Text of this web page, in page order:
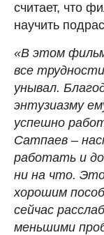
считает, что
научить
«В этом
все
унывал.
энтузиазму
успешно
Сатпаев –
работать и
ни на что.
хорошим
сейчас
меньшими